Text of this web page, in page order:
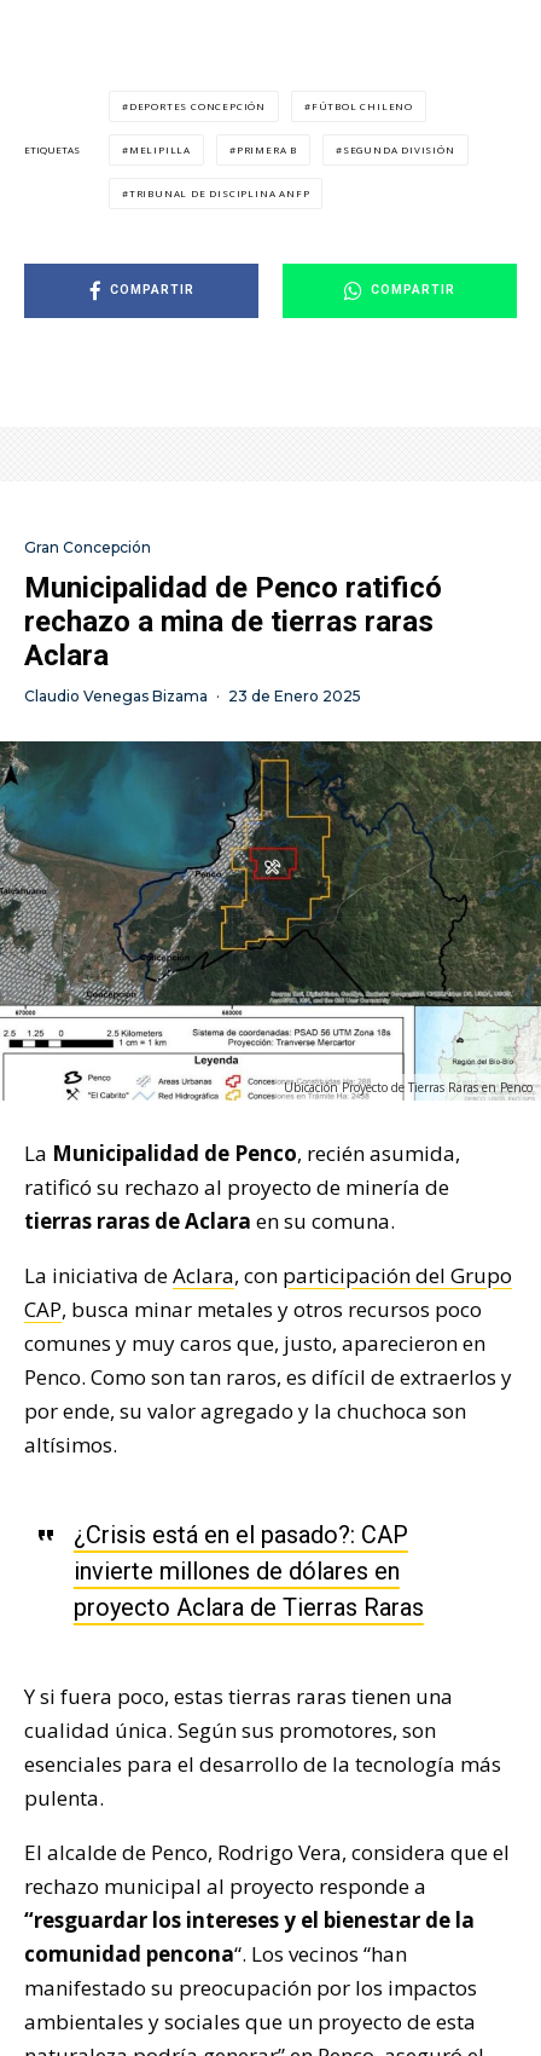
ETIQUETAS
DEPORTES CONCEPCIÓN FÚTBOL CHILENO
MELIPILLA PRIMERA B SEGUNDA DIVISIÓN
TRIBUNAL DE DISCIPLINA ANFP
COMPARTIR COMPARTIR
Gran Concepción
Municipalidad de Penco ratificó
rechazo a mina de tierras raras
Aclara
Claudio Venegas Bizama · 23 de Enero 2025
Ubicación Proyecto de Tierras Raras en Penco
La Municipalidad de Penco, recién asumida,
ratificó su rechazo al proyecto de minería de
tierras raras de Aclara en su comuna.
La iniciativa deAclara, con participación del Grupo
CAP, busca minar metales y otros recursos poco
comunes y muy caros que, justo, aparecieron en
Penco. Como son tan raros, es difícil de extraerlos y
por ende, su valor agregado y la chuchoca son
altísimos.
¿Crisis está en el pasado?: CAP
invierte millones de dólares en
proyecto Aclara de Tierras Raras
Y si fuera poco, estas tierras raras tienen una
cualidad única. Según sus promotores, son
esenciales para el desarrollo de la tecnología más
pulenta.
El alcalde de Penco, Rodrigo Vera, considera que el
rechazo municipal al proyecto responde a
“resguardar los intereses y el bienestar de la
comunidad pencona“. Los vecinos “han
manifestado su preocupación por los impactos
ambientales y sociales que un proyecto de esta